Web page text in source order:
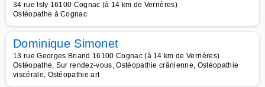
34 rue Isly 16100 Cognac (à 14 km de Verrières)
Ostéopathe à Cognac
Dominique Simonet
13 rue Georges Briand 16100 Cognac (à 14 km de Verrières)
Ostéopathe, Sur rendez-vous, Ostéopathie crânienne, Ostéopathie
viscérale, Ostéopathie art